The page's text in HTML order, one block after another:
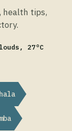
health tips,
27°C